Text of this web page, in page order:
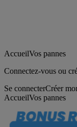
AccueilVos pannes
Connectez-vous ou
Se connecterCréer
AccueilVos pannes